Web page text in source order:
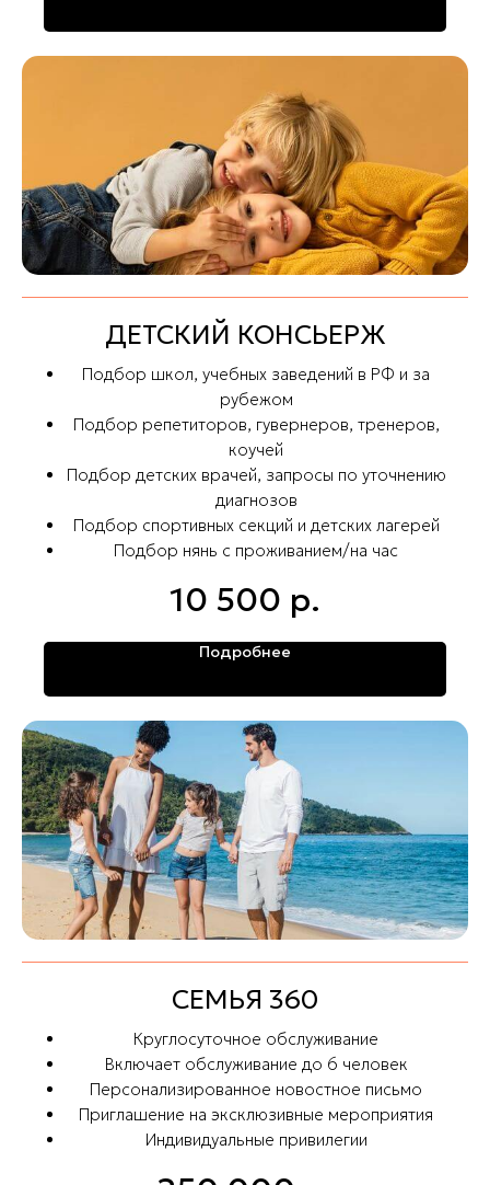
ДЕТСКИЙ КОНСЬЕРЖ
Подбор школ, учебных заведений в РФ и за
рубежом
Подбор репетиторов, гувернеров, тренеров,
коучей
Подбор детских врачей, запросы по уточнению
диагнозов
Подбор спортивных секций и детских лагерей
Подбор нянь с проживанием/на час
10 500 р.
Подробнее
СЕМЬЯ 360
Круглосуточное обслуживание
Включает обслуживание до 6 человек
Персонализированное новостное письмо
Приглашение на эксклюзивные мероприятия
Индивидуальные привилегии